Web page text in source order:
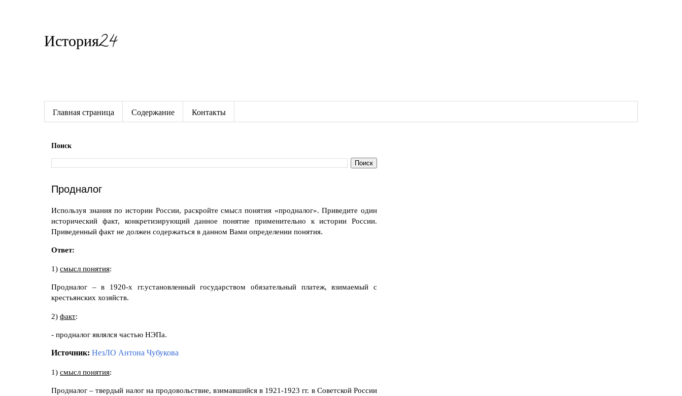
История24
Главная страница Содержание Контакты
Поиск
Продналог
Используя знания по истории России, раскройте смысл понятия «продналог». Приведите один
исторический факт, конкретизирующий данное понятие применительно к истории России.
Приведенный факт не должен содержаться в данном Вами определении понятия.
Ответ:
1) смысл понятия:
Продналог – в 1920-х гг.установленный государством обязательный платеж, взимаемый с
крестьянских хозяйств.
2) факт:
- продналог являлся частью НЭПа.
Источник: НезЛО Антона Чубукова
1) смысл понятия:
Продналог – твердый налог на продовольствие, взимавшийся в 1921-1923 гг. в Советской России